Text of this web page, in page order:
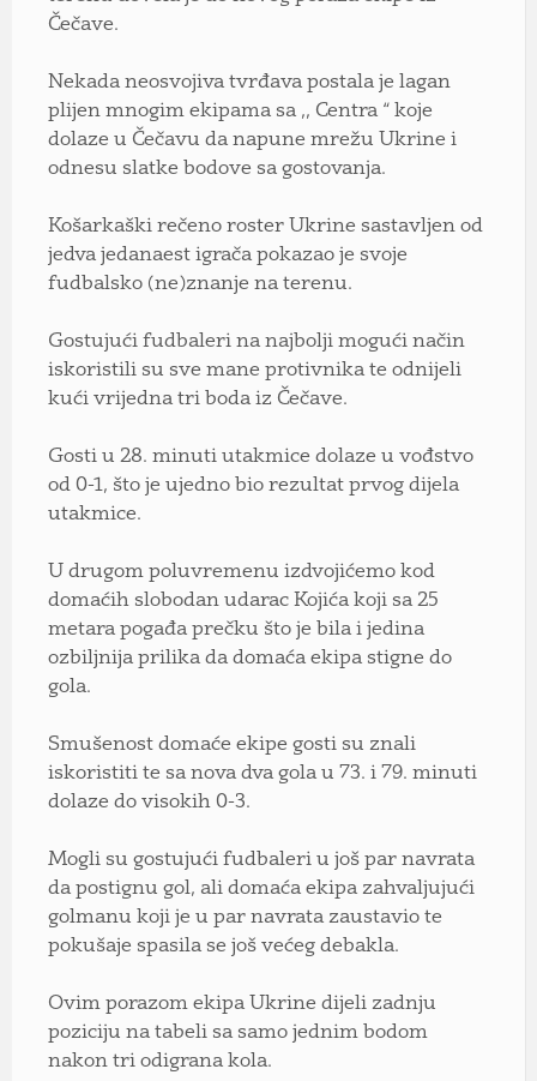
Čečave.
Nekada neosvojiva tvrđava postala je lagan
plijen mnogim ekipama sa ,, Centra “ koje
dolaze u Čečavu da napune mrežu Ukrine i
odnesu slatke bodove sa gostovanja.
Košarkaški rečeno roster Ukrine sastavljen od
jedva jedanaest igrača pokazao je svoje
fudbalsko (ne)znanje na terenu.
Gostujući fudbaleri na najbolji mogući način
iskoristili su sve mane protivnika te odnijeli
kući vrijedna tri boda iz Čečave.
Gosti u 28. minuti utakmice dolaze u vođstvo
od 0-1, što je ujedno bio rezultat prvog dijela
utakmice.
U drugom poluvremenu izdvojićemo kod
domaćih slobodan udarac Kojića koji sa 25
metara pogađa prečku što je bila i jedina
ozbiljnija prilika da domaća ekipa stigne do
gola.
Smušenost domaće ekipe gosti su znali
iskoristiti te sa nova dva gola u 73. i 79. minuti
dolaze do visokih 0-3.
Mogli su gostujući fudbaleri u još par navrata
da postignu gol, ali domaća ekipa zahvaljujući
golmanu koji je u par navrata zaustavio te
pokušaje spasila se još većeg debakla.
Ovim porazom ekipa Ukrine dijeli zadnju
poziciju na tabeli sa samo jednim bodom
nakon tri odigrana kola.